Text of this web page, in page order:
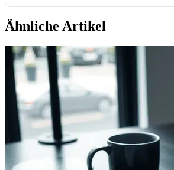
Ähnliche Artikel